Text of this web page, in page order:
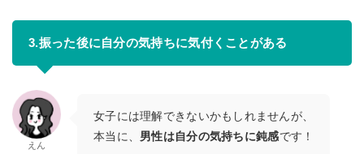
3.振った後に自分の気持ちに気付くことがある
えん
女子には理解できないかもしれませんが、
本当に、 男性は自分の気持ちに鈍感です！